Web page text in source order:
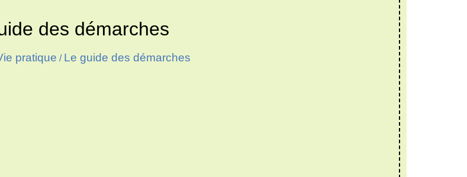
des démarches
pratique / Le guide des démarches